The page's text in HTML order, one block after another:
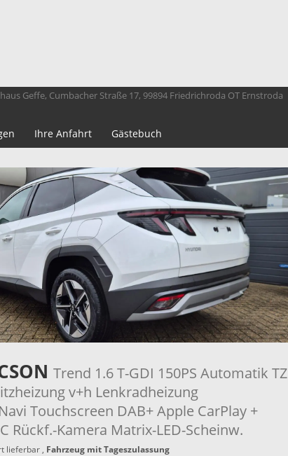
Geffe, Cumbacher Straße 17, 99894 Friedrichroda OT Ernstroda
Ihre Anfahrt Gästebuch
Trend 1.6 T-GDI 150PS Automatik TZ
v+h Lenkradheizung
Touchscreen DAB+ Apple CarPlay +
Rückf.-Kamera Matrix-LED-Scheinw.
lieferbar, Fahrzeug mit Tageszulassung